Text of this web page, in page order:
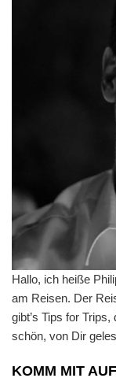
Hallo, ich heiße
am Reisen. Der
gibt’s Tips for
schön, von Dir
KOMM MIT